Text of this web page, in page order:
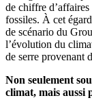
de chiffre
fossiles. À cet
de scénario du
l’évolution du
de serre provenant
Non seulement
climat, mais aussi